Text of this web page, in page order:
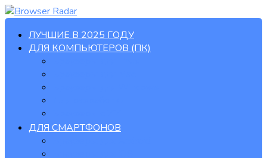
ЛУЧШИЕ В 2025 ГОДУ
ДЛЯ КОМПЬЮТЕРОВ (ПК)
ДЛЯ СМАРТФОНОВ